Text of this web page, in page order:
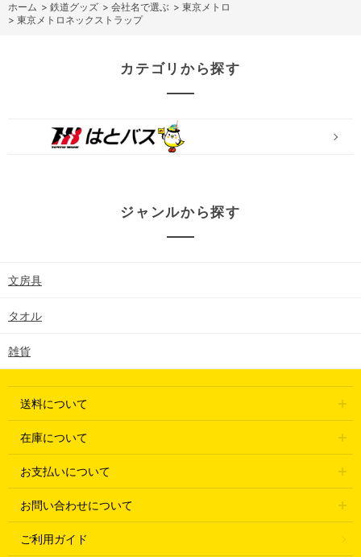
ホーム > 鉄道グッズ > 会社名で選ぶ > 東京メトロ
> 東京メトロネックストラップ
カテゴリから探す
ジャンルから探す
文房具
タオル
雑貨
送料について
在庫について
お支払いについて
お問い合わせについて
ご利用ガイド